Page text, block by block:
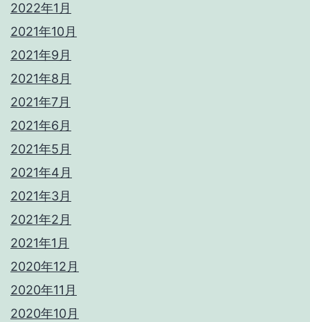
2022年1月
2021年10月
2021年9月
2021年8月
2021年7月
2021年6月
2021年5月
2021年4月
2021年3月
2021年2月
2021年1月
2020年12月
2020年11月
2020年10月